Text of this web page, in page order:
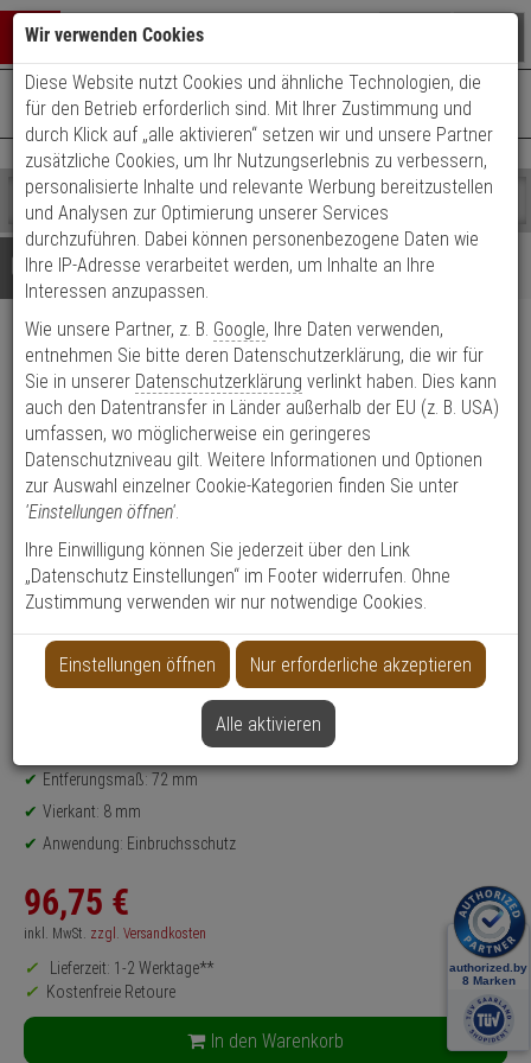
0 ARTIKEL IM WARENKORB
Ihr Warenkorb ist momentan leer.
Ergebnisse ()
Fertig
Shop
durchsuchen
Bitte
geben
Sie
Zeichen
ein,
um
Suche
starten.
Es
wurde
noch
Suche
gestartet
+49 (0)821 899 493-0Mo. - Do.: 8:00 - 16:30 | Fr.: 8:00 - 14:00 Uhr
Details Beratung
Paris
86G/3332ZA/3310/138L
Wechselgarnitur 72mm F2
Produktmerkmale Lagerabverkauf
Datenblatt drucken
Produktinformationen
Einsatzbereich: Zimmertür, Wohnungstür
Material: Aluminium
für Türstärke: 42 - 47 mm
Entferungsmaß: 72 mm
Vierkant: 8 mm
Anwendung: Einbruchsschutz
96,75 €
inkl. MwSt. zzgl. Versandkosten
Lieferzeit: 1-2 Werktage**
Kostenfreie Retoure
In den Warenkorb
Wir verwenden Cookies
Diese Website nutzt Cookies und ähnliche Technologien, die
für den Betrieb erforderlich sind. Mit Ihrer Zustimmung und
durch Klick auf „alle aktivieren“ setzen wir und unsere Partner
zusätzliche Cookies, um Ihr Nutzungserlebnis zu verbessern,
personalisierte Inhalte und relevante Werbung bereitzustellen
und Analysen zur Optimierung unserer Services
durchzuführen. Dabei können personenbezogene Daten wie
Ihre IP-Adresse verarbeitet werden, um Inhalte an Ihre
Interessen anzupassen.
Wie unsere Partner, z. B. Google, Ihre Daten verwenden,
entnehmen Sie bitte deren Datenschutzerklärung, die wir für
Sie in unserer Datenschutzerklärung verlinkt haben. Dies kann
auch den Datentransfer in Länder außerhalb der EU (z. B. USA)
umfassen, wo möglicherweise ein geringeres
Datenschutzniveau gilt. Weitere Informationen und Optionen
zur Auswahl einzelner Cookie-Kategorien finden Sie unter
'Einstellungen öffnen'.
Ihre Einwilligung können Sie jederzeit über den Link
„Datenschutz Einstellungen“ im Footer widerrufen. Ohne
Zustimmung verwenden wir nur notwendige Cookies.
Einstellungen öffnen Nur erforderliche akzeptieren
Alle aktivieren